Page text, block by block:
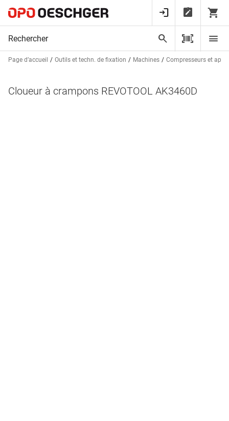
Page d’accueil Outils et techn. de fixation Machines Compresseurs et
Cloueur à crampons REVOTOOL AK3460D